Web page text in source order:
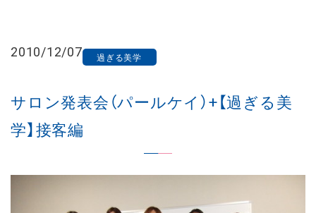
2010/12/07 過ぎる美学
サロン発表会（パールケイ）+【過ぎる美
学】接客編